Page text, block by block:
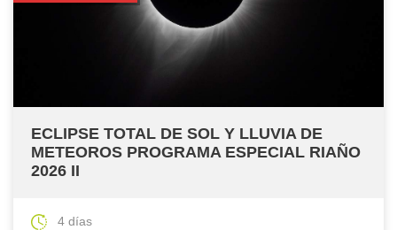
ECLIPSE TOTAL DE SOL Y LLUVIA DE
METEOROS PROGRAMA ESPECIAL RIAÑO
2026 II
4 días